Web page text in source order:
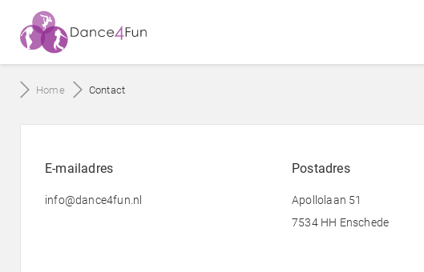
Home Contact
E-mailadres
info@dance4fun.nl
Postadres
Apollolaan 51
7534 HH Enschede